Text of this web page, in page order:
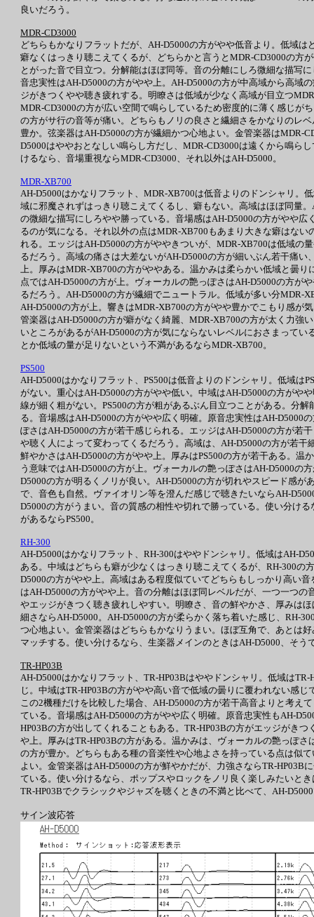
良いだろう。
MDR-CD3000
どちらもかなりフラットだが、AH-D5000の方がやや低音より。低域
癖なくはっきり聴こえてくるが、どちらかと言うとMDR-CD3000の方
とがった音で目立つ。分解能はほぼ同等。音の分離にしろ微細な描写
音忠実性はAH-D5000の方がやや上。AH-D5000の方が中高域から高域
ジがきつくやや聴き疲れする。明瞭さは低域が少なく高域が目立つ
MDR-CD3000の方が広い空間で鳴らしているため密度的に薄く感じが
の方がサ行の音等が痛い。どちらもノリの良さと繊細さをかなりのレ
豊か。弦楽器はAH-D5000の方が繊細かつ心地よい。金管楽器はMDR-
D5000はややおとなしい鳴らし方だし、MDR-CD3000は遠くから鳴ら
けるなら、音場重視ならMDR-CD3000、それ以外はAH-D5000。
MDR-XB700
AH-D5000はかなりフラット、MDR-XB700は低音よりのドンシャリ。
域に邪魔されずはっきり聴こえてくるし、癖もない。高域はほぼ同量
の微細な描写にしろやや勝っている。音場感はAH-D5000の方がやや
るのが気になる。それ以外の点はMDR-XB700もあまり大きな癖はな
れる。エッジはAH-D5000の方がややきついが、MDR-XB700は低域の
るだろう。高域の痛さは大差ないがAH-D5000の方が細いぶん若干痛
上。厚みはMDR-XB700の方がややある。温かみは柔らかい低域と曇
点ではAH-D5000の方が上。ヴォーカルの艶っぽさはAH-D5000の方が
るだろう。AH-D5000の方が繊細でニュートラル。低域が多い分MDR-
AH-D5000の方が上。響きはMDR-XB700の方がやや豊かでこもり感が
管楽器はAH-D5000の方が癖がなく綺麗、MDR-XB700の方が太く力強
いところがあるがAH-D5000の方が気にならないレベルにおさまって
とか低域の量が足りないという不満があるならMDR-XB700。
PS500
AH-D5000はかなりフラット、PS500は低音よりのドンシャリ。低域は
がない。重心はAH-D5000の方がやや低い。中域はAH-D5000の方がや
線が細く粗がない。PS500の方が粗があるぶん目立つことがある。分
る。音場感はAH-D5000の方がやや広く明確。原音忠実性はAH-D5000
ぽさはAH-D5000の方が若干感じられる。エッジはAH-D5000の方が若
や聴く人によって変わってくるだろう。高域は、AH-D5000の方が若
鮮やかさはAH-D5000の方がやや上。厚みはPS500の方が若干ある。
う意味ではAH-D5000の方が上。ヴォーカルの艶っぽさはAH-D5000の
D5000の方が明るくノリが良い。AH-D5000の方が切れやスピード感
で、音色も自然。ヴァイオリン等を澄んだ感じで聴きたいならAH-
D5000の方がうまい。音の質感の相性や切れで勝っている。使い分け
があるならPS500。
RH-300
AH-D5000はかなりフラット、RH-300はややドンシャリ。低域はAH-
ある。中域はどちらも癖が少なくはっきり聴こえてくるが、RH-300
D5000の方がやや上。高域はある程度似ていてどちらもしっかり高い
はAH-D5000の方がやや上。音の分離はほぼ同レベルだが、一つ一つ
やエッジがきつく聴き疲れしやすい。明瞭さ、音の鮮やかさ、厚みは
細さならAH-D5000。AH-D5000の方が柔らかく落ち着いた感じ、RH-
つ心地よい。金管楽器はどちらもかなりうまい。ほぼ互角で、あとは
マッチする。使い分けるなら、生楽器メインのときはAH-D5000、そう
TR-HP03B
AH-D5000はかなりフラット、TR-HP03Bはややドンシャリ。低域は
じ。中域はTR-HP03Bの方がやや高い音で低域の曇りに覆われない感
この2機種だけを比較した場合、AH-D5000の方が若干高音よりと考え
ている。音場感はAH-D5000の方がやや広く明確。原音忠実性もAH-
HP03Bの方が出してくれることもある。TR-HP03Bの方がエッジがき
や上。厚みはTR-HP03Bの方がある。温かみは、ヴォーカルの艶っぽ
の方が豊か。どちらもある種の音楽性や心地よさを持っている点は似
よい。金管楽器はAH-D5000の方が鮮やかだが、力強さならTR-
ている。使い分けるなら、ポップスやロックをノリ良く楽しみたいと
TR-HP03Bでクラシックやジャズを聴くときの不満と比べて、AH-
サイン波応答